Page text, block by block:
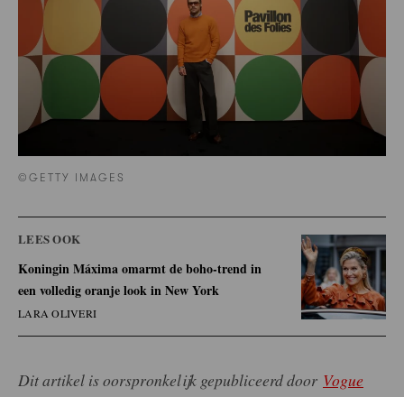
©GETTY IMAGES
LEES OOK
Koningin Máxima omarmt de boho-trend in
een volledig oranje look in New York
LARA OLIVERI
Dit artikel is oorspronkelijk gepubliceerd door Vogue